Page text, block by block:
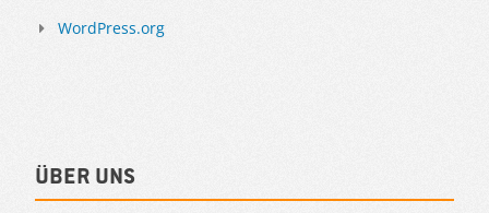
WordPress.org
Über uns